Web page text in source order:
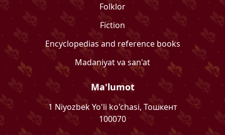
Folklor
Fiction
Encyclopedias and reference books
Madaniyat va san'at
Ma'lumot
1 Niyozbek Yo'li ko'chasi, Тошкент
100070